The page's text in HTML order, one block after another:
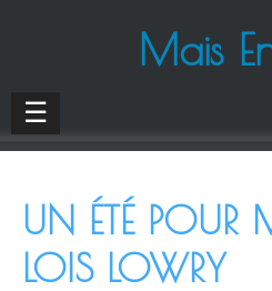
Mais
☰
UN ÉTÉ POUR
LOIS LOWRY